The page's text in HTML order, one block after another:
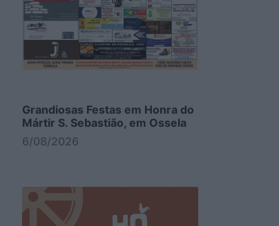
Grandiosas Festas em Honra do
Mártir S. Sebastião, em Ossela
6/08/2026